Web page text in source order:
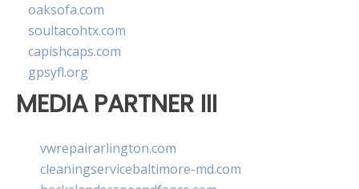
oaksofa.com
soultacohtx.com
capishcaps.com
gpsyfl.org
MEDIA PARTNER III
vwrepairarlington.com
cleaningservicebaltimore-md.com